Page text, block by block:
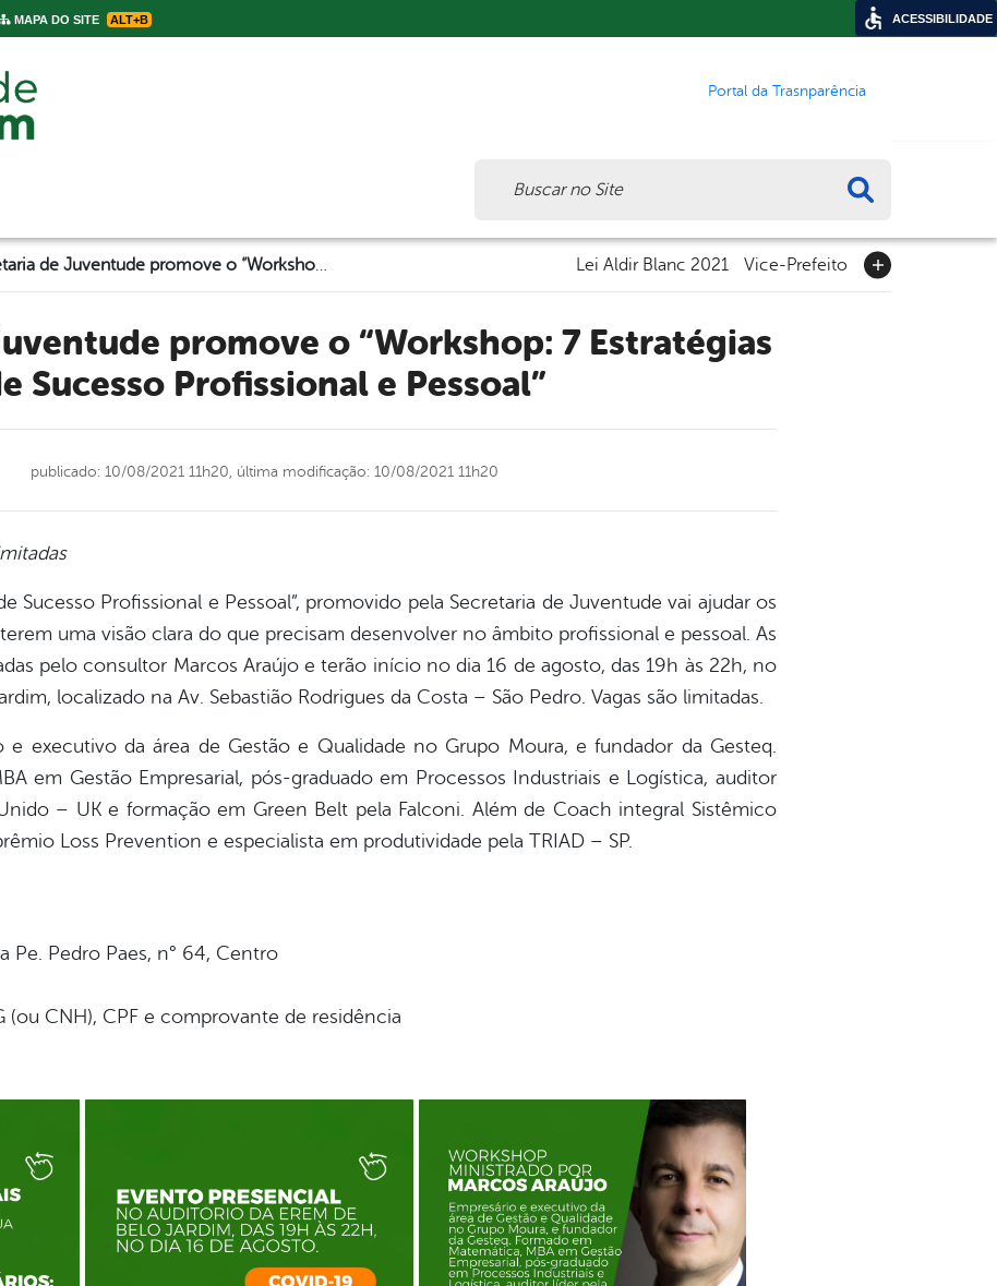
MAPA DO SITE ALT+B
Portal da Trasnparência
Lei Aldir Blanc 2021 Vice-Prefeito
Sucesso Profissional e Pessoal”
publicado: 10/08/2021 11h20, última modificação: 10/08/2021 11h20
Sucesso Profissional e Pessoal”, promovido pela Secretaria de Juventude vai ajudar os
uma visão clara do que precisam desenvolver no âmbito profissional e pessoal. As
pelo consultor Marcos Araújo e terão início no dia 16 de agosto, das 19h às 22h, no
localizado na Av. Sebastião Rodrigues da Costa – São Pedro. Vagas são limitadas.
e executivo da área de Gestão e Qualidade no Grupo Moura, e fundador da Gesteq.
em Gestão Empresarial, pós-graduado em Processos Industriais e Logística, auditor
– UK e formação em Green Belt pela Falconi. Além de Coach integral Sistêmico
Loss Prevention e especialista em produtividade pela TRIAD – SP.
Pe. Pedro Paes, n° 64, Centro
(ou CNH), CPF e comprovante de residência
ACESSIBILIDADE